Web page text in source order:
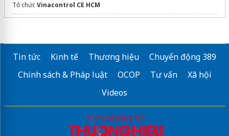
Tổ chứcVinacontrol CE HCM
Sửa máy rửa bát bosch
tư vấntiêu chuẩn iso 14001
Tin tức Kinh tế Thương hiệu
Chuyển động 389
Chính sách & Pháp luật
OCOP Tư vấn
Xã hội
Videos